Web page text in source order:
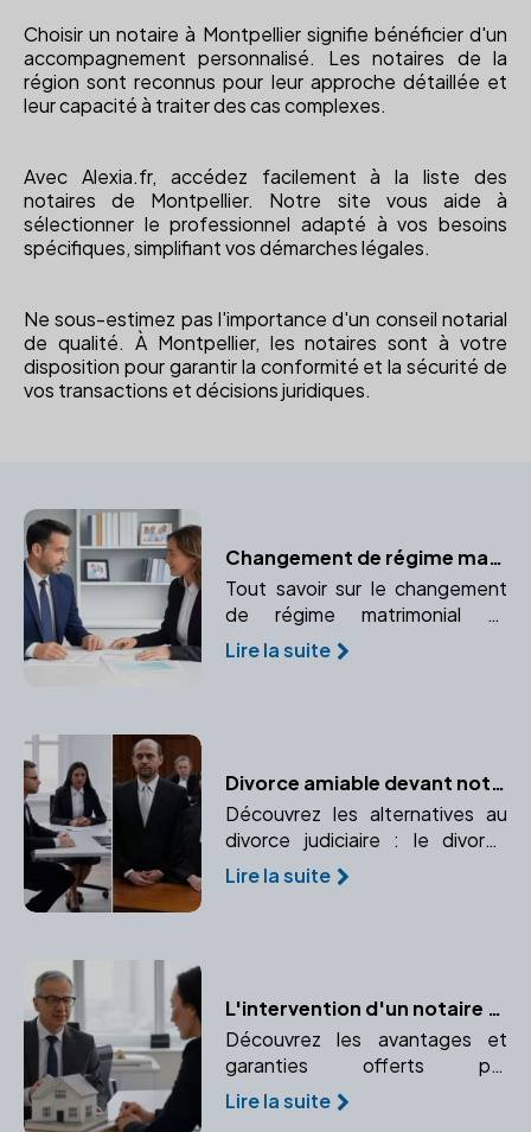
Choisir un notaire à Montpellier signifie bénéficier d'un
accompagnement personnalisé. Les notaires de la
région sont reconnus pour leur approche détaillée et
leur capacité à traiter des cas complexes.
Avec Alexia.fr, accédez facilement à la liste des
notaires de Montpellier. Notre site vous aide à
sélectionner le professionnel adapté à vos besoins
spécifiques, simplifiant vos démarches légales.
Ne sous-estimez pas l'importance d'un conseil notarial
de qualité. À Montpellier, les notaires sont à votre
disposition pour garantir la conformité et la sécurité de
vos transactions et décisions juridiques.
Changement de régime matrimonial
Tout savoir sur le changement
de régime matrimonial et
pourquoi consulter un notaire
pour cette démarche
Lire la suite
Divorce amiable devant notaire ou procédure judiciaire : quelles différences ?
Découvrez les alternatives au
divorce judiciaire : le divorce
amiable devant notaire et la
procédure judiciaire. Comparez
Lire la suite
L'intervention d'un notaire dans votre projet immobilier : avantages et garanties
Découvrez les avantages et
garanties offerts par
l'intervention d'un notaire dans
votre projet immobilier.
Lire la suite